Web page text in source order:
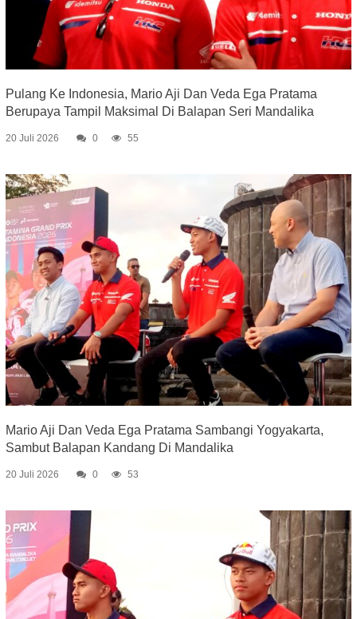
Pulang Ke Indonesia, Mario Aji Dan Veda Ega Pratama
Berupaya Tampil Maksimal Di Balapan Seri Mandalika
20 Juli 2026 0 55
Mario Aji Dan Veda Ega Pratama Sambangi Yogyakarta,
Sambut Balapan Kandang Di Mandalika
20 Juli 2026 0 53